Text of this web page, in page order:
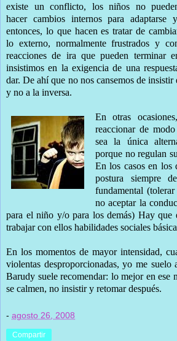
existe un conflicto, los niños no
hacer cambios internos para adaptarse
entonces, lo que hacen es tratar de
lo externo, normalmente frustrados y
reacciones de ira que pueden terminar
insistimos en la exigencia de una
dar. De ahí que no nos cansemos de insistir
y no a la inversa.
En otras
reaccionar de
sea la única
porque no regulan
En los casos en los
postura siempre
fundamental
no aceptar la
para el niño y/o para los demás) Hay que
trabajar con ellos habilidades sociales
En los momentos de mayor intensidad,
violentas desproporcionadas, yo me suelo
Barudy suele recomendar: lo mejor en ese
se calmen, no insistir y retomar después.
- agosto 26, 2008
Compartir